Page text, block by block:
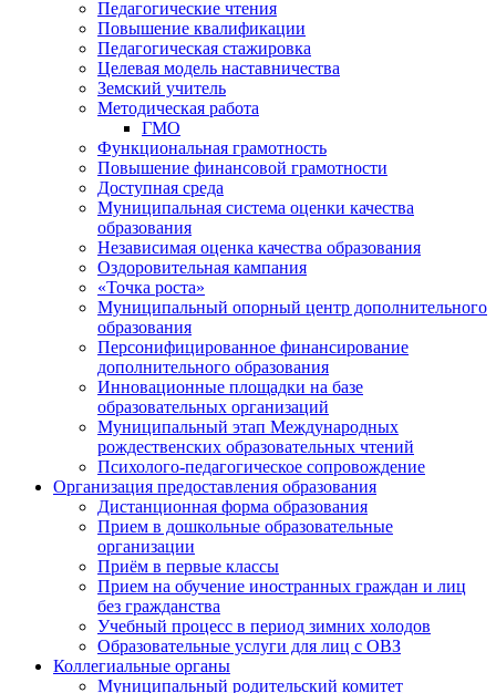
Педагогические чтения
Повышение квалификации
Педагогическая стажировка
Целевая модель наставничества
Земский учитель
Методическая работа
ГМО
Функциональная грамотность
Повышение финансовой грамотности
Доступная среда
Муниципальная система оценки качества
образования
Независимая оценка качества образования
Оздоровительная кампания
«Точка роста»
Муниципальный опорный центр дополнительного
образования
Персонифицированное финансирование
дополнительного образования
Инновационные площадки на базе
образовательных организаций
Муниципальный этап Международных
рождественских образовательных чтений
Психолого-педагогическое сопровождение
Организация предоставления образования
Дистанционная форма образования
Прием в дошкольные образовательные
организации
Приём в первые классы
Прием на обучение иностранных граждан и лиц
без гражданства
Учебный процесс в период зимних холодов
Образовательные услуги для лиц с ОВЗ
Коллегиальные органы
Муниципальный родительский комитет